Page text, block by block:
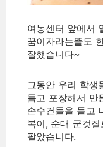
여농센터 앞에서
꿈이자라는뜰도
잘했습니다~
그동안 우리 학생
듬고 포장해서 만
손수건들을 들고
복이, 순대 군것
팔았습니다.